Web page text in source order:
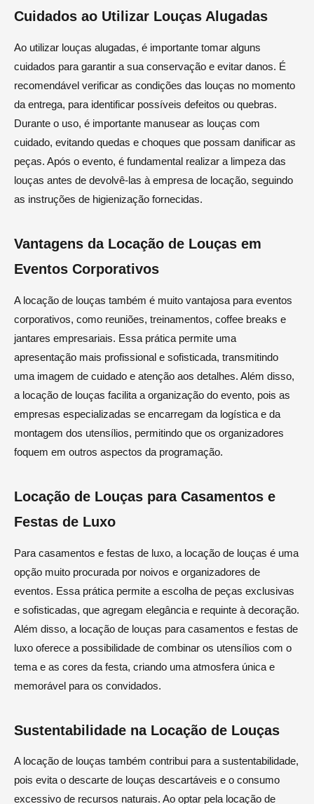
Cuidados ao Utilizar Louças Alugadas
Ao utilizar louças alugadas, é importante tomar alguns
cuidados para garantir a sua conservação e evitar danos. É
recomendável verificar as condições das louças no momento
da entrega, para identificar possíveis defeitos ou quebras.
Durante o uso, é importante manusear as louças com
cuidado, evitando quedas e choques que possam danificar as
peças. Após o evento, é fundamental realizar a limpeza das
louças antes de devolvê-las à empresa de locação, seguindo
as instruções de higienização fornecidas.
Vantagens da Locação de Louças em
Eventos Corporativos
A locação de louças também é muito vantajosa para eventos
corporativos, como reuniões, treinamentos, coffee breaks e
jantares empresariais. Essa prática permite uma
apresentação mais profissional e sofisticada, transmitindo
uma imagem de cuidado e atenção aos detalhes. Além disso,
a locação de louças facilita a organização do evento, pois as
empresas especializadas se encarregam da logística e da
montagem dos utensílios, permitindo que os organizadores
foquem em outros aspectos da programação.
Locação de Louças para Casamentos e
Festas de Luxo
Para casamentos e festas de luxo, a locação de louças é uma
opção muito procurada por noivos e organizadores de
eventos. Essa prática permite a escolha de peças exclusivas
e sofisticadas, que agregam elegância e requinte à decoração.
Além disso, a locação de louças para casamentos e festas de
luxo oferece a possibilidade de combinar os utensílios com o
tema e as cores da festa, criando uma atmosfera única e
memorável para os convidados.
Sustentabilidade na Locação de Louças
A locação de louças também contribui para a sustentabilidade,
pois evita o descarte de louças descartáveis e o consumo
excessivo de recursos naturais. Ao optar pela locação de